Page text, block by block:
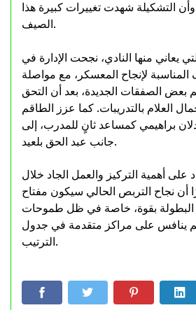
التشكيلة شهدت تغييرات كبيرة هذا
الصيف.
يعاني منها النادي، نجحت الإدارة في
لإنجاح المعسكر، مع مواصلة
الصفقات الجديدة، بعد أن التحق
العلام بالتدريبات. كما عزز الطاقم
براهيمي كمساعد ثانٍ للمدرب، إلى
جانب عبد الحق بلعيد.
أهمية التركيز والعمل الجاد خلال
أن نجاح التربص الحالي سيكون مفتاح
البطولة بقوة، خاصة في ظل طموحات
ينافس على مراكز متقدمة في جدول
الترتيب.